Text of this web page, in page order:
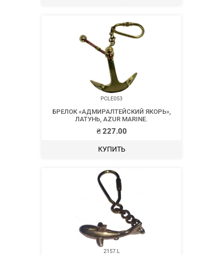
PCLE053
БРЕЛОК «АДМИРАЛТЕЙСКИЙ ЯКОРЬ»,
ЛАТУНЬ, AZUR MARINE.
₴227.00
КУПИТЬ
2157.L